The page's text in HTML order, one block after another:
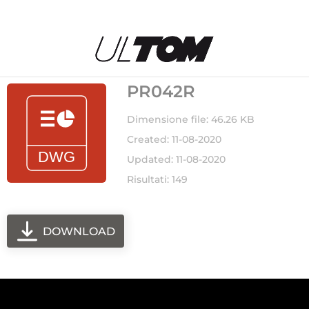
PR042R
Dimensione file: 46.26 KB
Created: 11-08-2020
Updated: 11-08-2020
Risultati: 149
DOWNLOAD